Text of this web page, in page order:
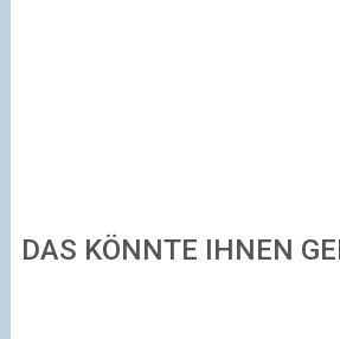
DAS KÖNNTE IHNEN